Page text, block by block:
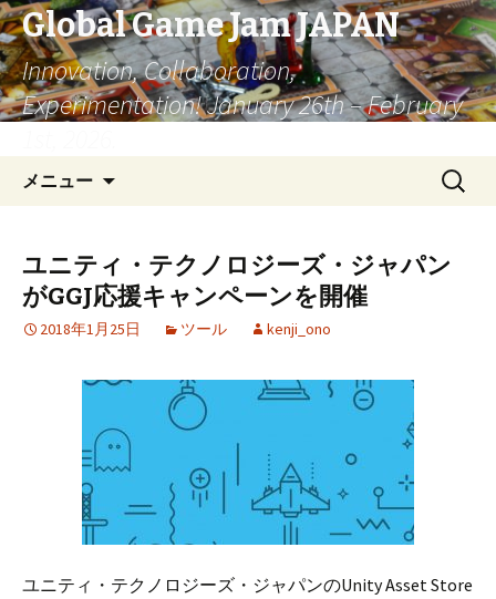
Global Game Jam JAPAN
Innovation, Collaboration,
Experimentation! January 26th – February
メニュー
ツ
へ
移
検
索:
ユニティ・テクノロジーズ・ジャパン
がGGJ応援キャンペーンを開催
2018年1月25日 ツール kenji_ono
ユニティ・テクノロジーズ・ジャパンのUnity Asset Store